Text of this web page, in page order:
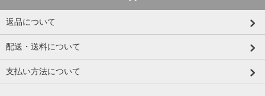
返品について
配送・送料について
支払い方法について